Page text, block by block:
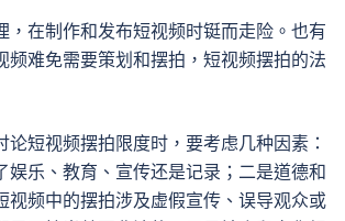
，在制作和发布短视频时铤而走险。也有
频难免需要策划和摆拍，短视频摆拍的法
论短视频摆拍限度时，要考虑几种因素：
娱乐、教育、宣传还是记录；二是道德和
视频中的摆拍涉及虚假宣传、误导观众或